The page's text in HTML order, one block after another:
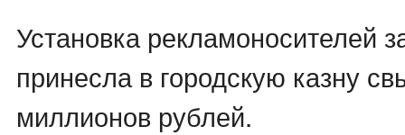
Установка рекламоносителей
принесла в городскую казну
миллионов рублей.